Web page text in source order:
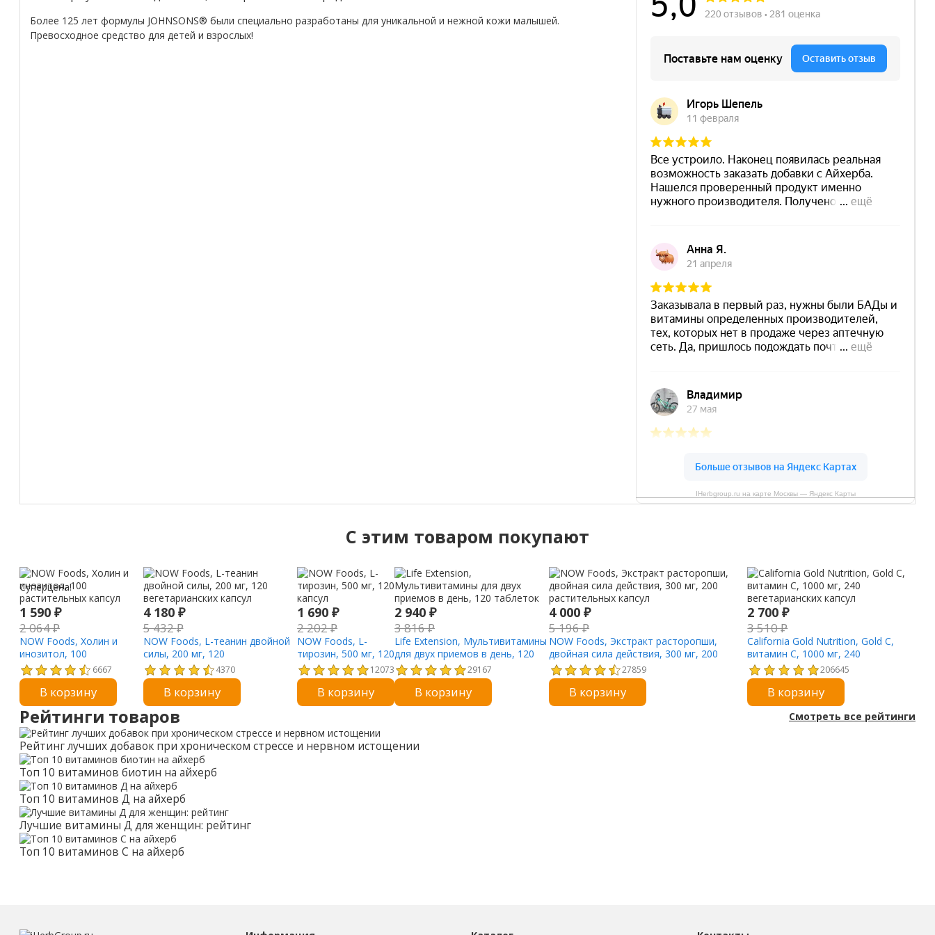
Более 125 лет формулы JOHNSONS® были специально разработаны для уникальной и нежной кожи малышей.
Превосходное средство для детей и взрослых!
IHerbgroup.ru на карте Москвы — Яндекс Карты
C этим товаром покупают
1 590 ₽
2 064₽
NOW Foods, Холин и
инозитол, 100
растительных капсул
6667
В корзину
4 180 ₽
5 432₽
NOW Foods, L-теанин двойной
силы, 200 мг, 120
вегетарианских капсул
4370
В корзину
1 690₽
2 202₽
NOW Foods, L-
тирозин, 500 мг, 120
капсул
12073
В корзину
2 940₽
3 816₽
Life Extension, Мультивитамины
для двух приемов в день, 120
таблеток
29167
В корзину
4 000₽
5 196₽
NOW Foods, Экстракт расторопши,
двойная сила действия, 300 мг, 200
растительных капсул
27859
В корзину
Суперцена!
2 700₽
3 510₽
California Gold Nutrition, Gold C,
витамин C, 1000 мг, 240
вегетарианских капсул
206645
В корзину
Рейтинги товаров Смотреть все рейтинги
Рейтинг лучших добавок при хроническом стрессе и нервном истощении
Топ 10 витаминов биотин на айхерб
Топ 10 витаминов Д на айхерб
Лучшие витамины Д для женщин: рейтинг
Топ 10 витаминов С на айхерб